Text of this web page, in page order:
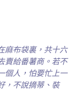
麻布袋裏，共十六
賣給番薯商。若不
個人，怕要忙上一
，不說摘蒂、裝